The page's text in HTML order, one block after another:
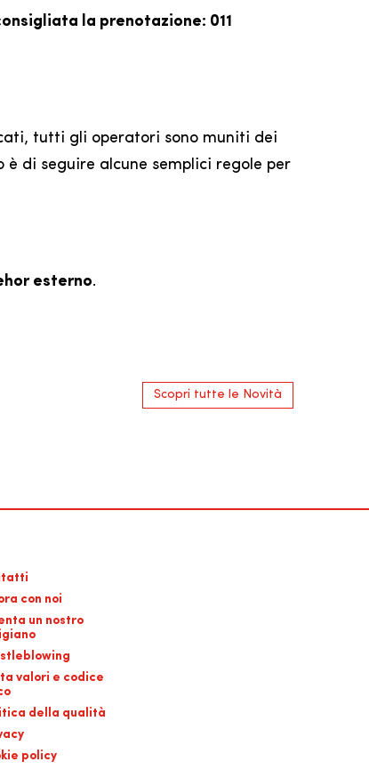
la prenotazione: 011
tutti gli operatori sono muniti dei
di seguire alcune semplici regole per
esterno.
Scopri tutte le Novità
con noi
un nostro
valori e codice
della qualità
policy